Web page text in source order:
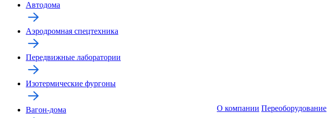
Автодома
Аэродромная спецтехника
Передвижные лаборатории
Изотермические фургоны
Вагон-дома О компании Переоборудование